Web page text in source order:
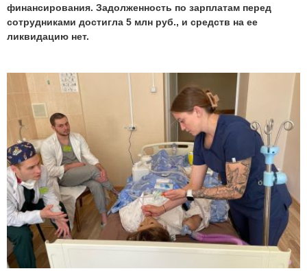
финансирования. Задолженность по зарплатам перед
сотрудниками достигла 5 млн руб., и средств на ее
ликвидацию нет.